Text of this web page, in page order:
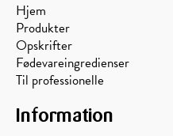
Hjem
Produkter
Opskrifter
Fødevareingredienser
Til professionelle
Information